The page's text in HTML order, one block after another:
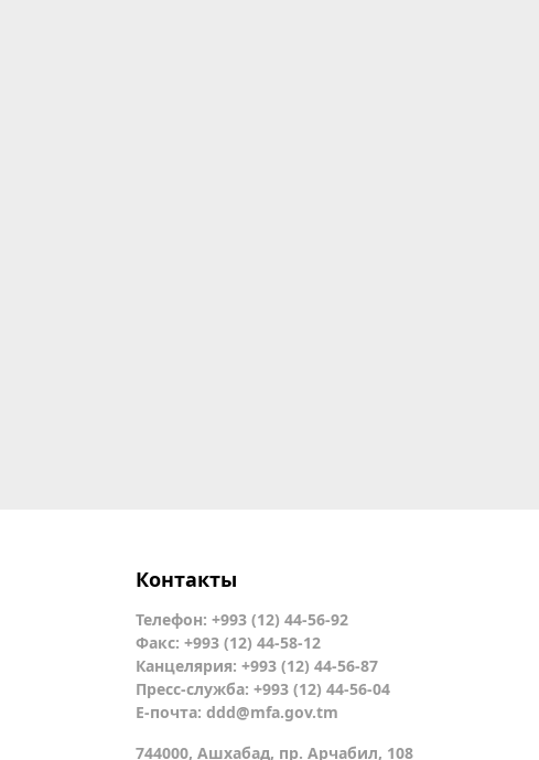
Контакты
Телефон: +993 (12) 44-56-92
Факс: +993 (12) 44-58-12
Канцелярия: +993 (12) 44-56-87
Пресс-служба: +993 (12) 44-56-04
Е-почта: ddd@mfa.gov.tm
744000, Ашхабад, пр. Арчабил, 108